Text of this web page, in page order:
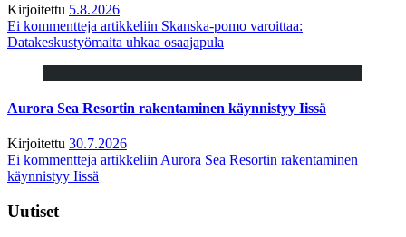
Kirjoitettu 5.8.2026
Ei kommentteja artikkeliin Skanska-pomo varoittaa:
Datakeskustyömaita uhkaa osaajapula
Aurora Sea Resortin rakentaminen käynnistyy Iissä
Kirjoitettu 30.7.2026
Ei kommentteja artikkeliin Aurora Sea Resortin rakentaminen
käynnistyy Iissä
Uutiset